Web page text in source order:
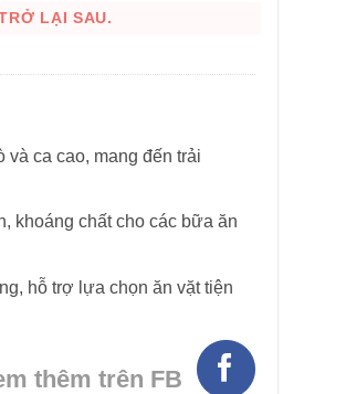
LẠI SAU.
ca cao, mang đến trải
khoáng chất cho các bữa ăn
hỗ trợ lựa chọn ăn vặt tiện
thêm trên FB